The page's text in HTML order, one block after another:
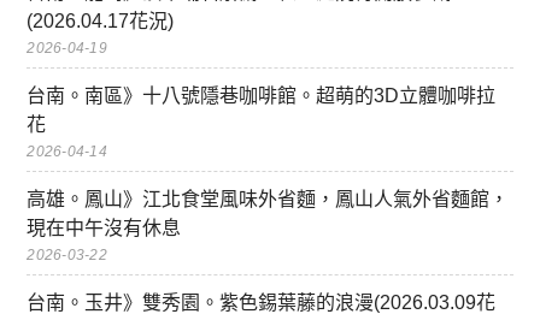
(2026.04.17花況)
2026-04-19
台南。南區》十八號隱巷咖啡館。超萌的3D立體咖啡拉
花
2026-04-14
高雄。鳳山》江北食堂風味外省麵，鳳山人氣外省麵館，
現在中午沒有休息
2026-03-22
台南。玉井》雙秀園。紫色錫葉藤的浪漫(2026.03.09花